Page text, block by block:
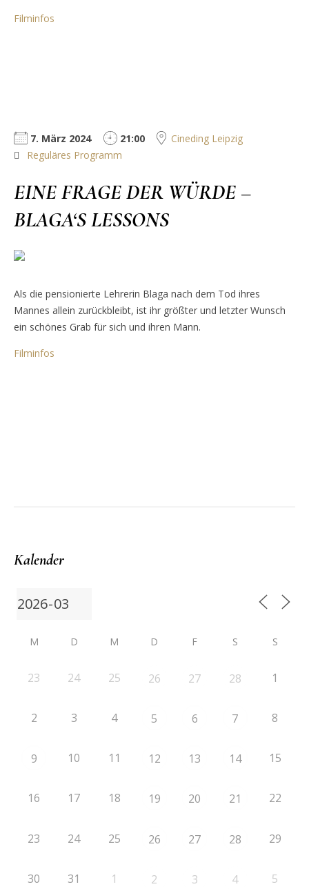
Filminfos
7. März 2024 21:00
Cineding Leipzig
Reguläres Programm
EINE FRAGE DER WÜRDE –
BLAGA‘S LESSONS
Als die pensionierte Lehrerin Blaga nach dem Tod ihres
Mannes allein zurückbleibt, ist ihr größter und letzter Wunsch
ein schönes Grab für sich und ihren Mann.
Filminfos
Kalender
M D M D F S S
23 24 25 26 27 28 1
2 3 4 5 6 7 8
9 10 11 12 13 14 15
16 17 18 19 20 21 22
23 24 25 26 27 28 29
30 31 1 2 3 4 5